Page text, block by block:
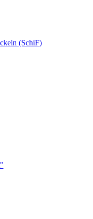
(SchiF)